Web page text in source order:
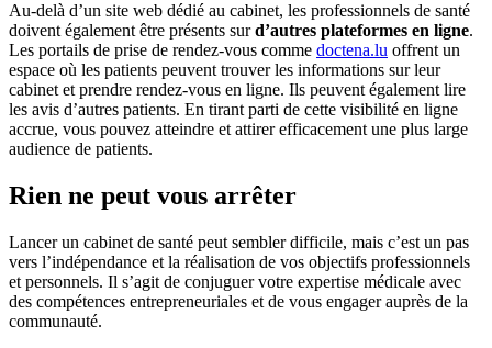
Au-delà d’un site web dédié au cabinet, les professionnels de santé
doivent également être présents surd’autres plateformes en ligne.
Les portails de prise de rendez-vous comme doctena.lu offrent un
espace où les patients peuvent trouver les informations sur leur
cabinet et prendre rendez-vous en ligne. Ils peuvent également lire
les avis d’autres patients. En tirant parti de cette visibilité en ligne
accrue, vous pouvez atteindre et attirer efficacement une plus large
audience de patients.
Rien ne peut vous arrêter
Lancer un cabinet de santé peut sembler difficile, mais c’est un pas
vers l’indépendance et la réalisation de vos objectifs professionnels
et personnels. Il s’agit de conjuguer votre expertise médicale avec
des compétences entrepreneuriales et de vous engager auprès de la
communauté.